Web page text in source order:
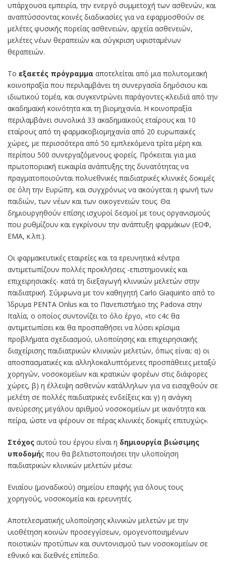
υπάρχουσα εμπειρία, την ενεργό συμμετοχή των ασθενών, και
αναπτύσσοντας κοινές διαδικασίες για να εφαρμοσθούν σε
μελέτες φυσικής πορείας ασθενειών, αρχεία ασθενειών,
μελέτες νέων θεραπειών και σύγκριση υφισταμένων
θεραπειών.
Το εξαετές πρόγραμμα αποτελείται από μια πολυτομεακή
κοινοπραξία που περιλαμβάνει τη συνεργασία δημόσιου και
ιδιωτικού τομέα, και συγκεντρώνει παράγοντες-κλειδιά από την
ακαδημαϊκή κοινότητα και τη βιομηχανία. Η κοινοπραξία
περιλαμβάνει συνολικά 33 ακαδημαϊκούς εταίρους και 10
εταίρους από τη φαρμακοβιομηχανία από 20 ευρωπαϊκές
χώρες, με περισσότερα από 50 εμπλεκόμενα τρίτα μέρη και
περίπου 500 συνεργαζόμενους φορείς. Πρόκειται για μια
πρωτοποριακή ευκαιρία ανάπτυξης της δυνατότητας να
πραγματοποιούνται πολυεθνικές παιδιατρικές κλινικές δοκιμές
σε όλη την Ευρώπη, και συγχρόνως να ακούγεται η φωνή των
παιδιών, των νέων και των οικογενειών τους. Θα
δημιουργηθούν επίσης ισχυροί δεσμοί με τους οργανισμούς
που ρυθμίζουν και εγκρίνουν την ανάπτυξη φαρμάκων (ΕΟΦ,
EMA, κ.λπ.).
Οι φαρμακευτικές εταιρείες και τα ερευνητικά κέντρα
αντιμετωπίζουν πολλές προκλήσεις -επιστημονικές και
επιχειρησιακές- κατά τη διεξαγωγή κλινικών μελετών στην
παιδιατρική. Σύμφωνα με τον καθηγητή Carlo Giaquinto από το
Ίδρυμα PENTA Onlus και το Πανεπιστήμιο της Padova στην
Ιταλία, ο οποίος συντονίζει το όλο έργο, «το c4c θα
αντιμετωπίσει και θα προσπαθήσει να λύσει κρίσιμα
προβλήματα σχεδιασμού, υλοποίησης και επιχειρησιακής
διαχείρισης παιδιατρικών κλινικών μελετών, όπως είναι: α) οι
αποσπασματικές και αλληλοκαλυπτόμενες προσπάθειες μεταξύ
χορηγών, νοσοκομείων και κρατικών φορέων στις διάφορες
χώρες, β) η έλλειψη ασθενών κατάλληλων για να εισαχθούν σε
μελέτη σε πολλές παιδιατρικές ενδείξεις και γ) η ανάγκη
ανεύρεσης μεγάλου αριθμού νοσοκομείων με ικανότητα και
πείρα, ώστε να φέρουν σε πέρας κλινικές δοκιμές επιτυχώς».
Στόχος αυτού του έργου είναι η δημιουργία βιώσιμης
υποδομής που θα βελτιστοποιήσει την υλοποίηση
παιδιατρικών κλινικών μελετών μέσω:
Ενιαίου (μοναδικού) σημείου επαφής για όλους τους
χορηγούς, νοσοκομεία και ερευνητές.
Αποτελεσματικής υλοποίησης κλινικών μελετών με την
υιοθέτηση κοινών προσεγγίσεων, ομογενοποιημένων
ποιοτικών προτύπων και συντονισμού των νοσοκομείων σε
εθνικό και διεθνές επίπεδο.